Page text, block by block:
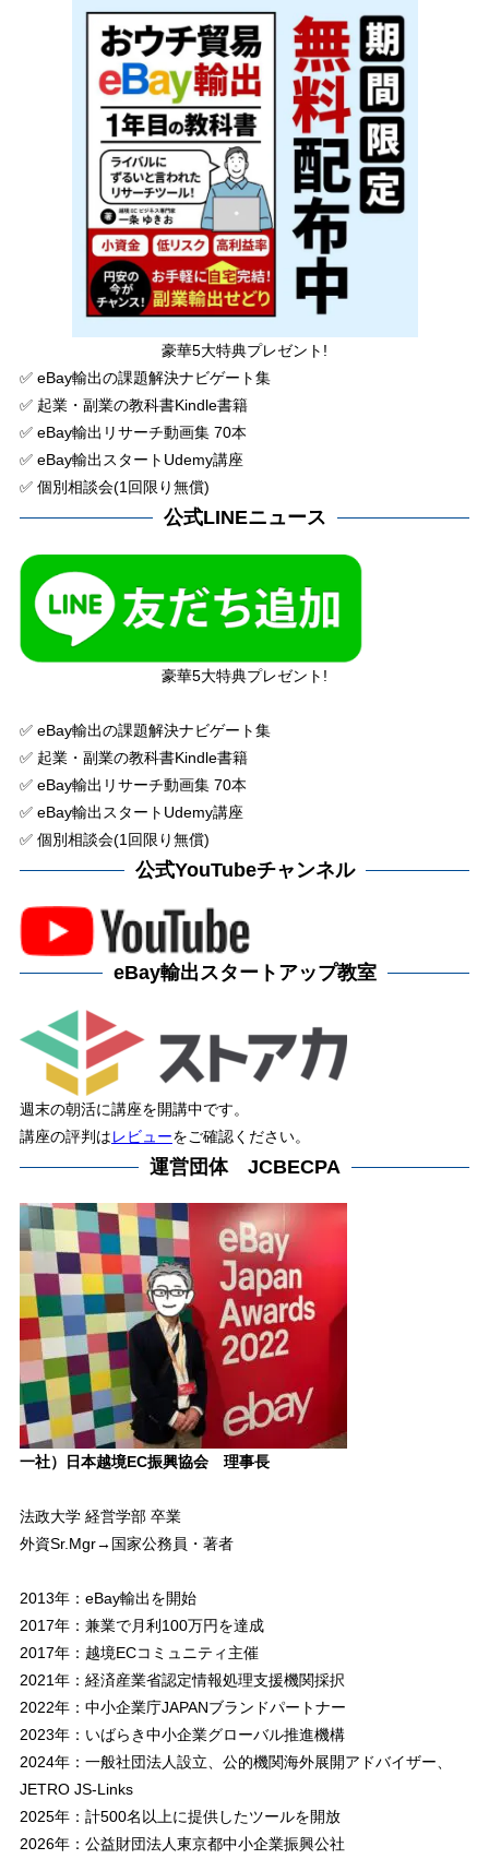
豪華5大特典プレゼント!
✅ eBay輸出の課題解決ナビゲート集
✅ 起業・副業の教科書Kindle書籍
✅ eBay輸出リサーチ動画集 70本
✅ eBay輸出スタートUdemy講座
✅ 個別相談会(1回限り無償)
公式LINEニュース
豪華5大特典プレゼント!
✅ eBay輸出の課題解決ナビゲート集
✅ 起業・副業の教科書Kindle書籍
✅ eBay輸出リサーチ動画集 70本
✅ eBay輸出スタートUdemy講座
✅ 個別相談会(1回限り無償)
公式YouTubeチャンネル
eBay輸出スタートアップ教室
週末の朝活に講座を開講中です。
講座の評判はレビューをご確認ください。
運営団体 JCBECPA
一社）日本越境EC振興協会 理事長
法政大学 経営学部 卒業
外資Sr.Mgr→国家公務員・著者
2013年：eBay輸出を開始
2017年：兼業で月利100万円を達成
2017年：越境ECコミュニティ主催
2021年：経済産業省認定情報処理支援機関採択
2022年：中小企業庁JAPANブランドパートナー
2023年：いばらき中小企業グローバル推進機構
2024年：一般社団法人設立、公的機関海外展開アドバイザー、
JETRO JS-Links
2025年：計500名以上に提供したツールを開放
2026年：公益財団法人東京都中小企業振興公社